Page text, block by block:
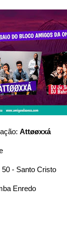
Attøøxxá
- Santo Cristo
Enredo